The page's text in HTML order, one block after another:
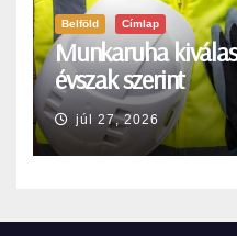
Belföld Címlap
Munkaruha
évszak szerint
júl 27, 2026